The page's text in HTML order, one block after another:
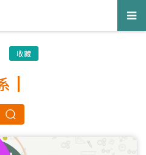
收藏